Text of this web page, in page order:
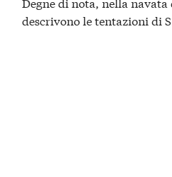
descrivono le tentazioni di